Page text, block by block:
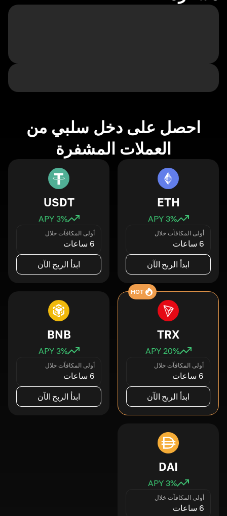
احصل على دخل سلبي من
العملات المشفرة
ETH
3% APY
أولى المكافآت خلال
6 ساعات
ابدأ الربح الآن
USDT
3% APY
أولى المكافآت خلال
6 ساعات
ابدأ الربح الآن
HOT
TRX
20% APY
أولى المكافآت خلال
6 ساعات
ابدأ الربح الآن
BNB
3% APY
أولى المكافآت خلال
6 ساعات
ابدأ الربح الآن
DAI
3% APY
أولى المكافآت خلال
6 ساعات